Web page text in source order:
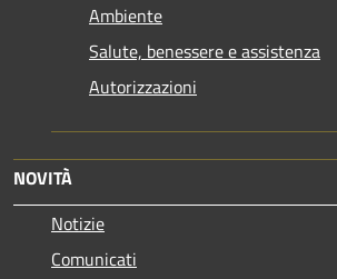
Ambiente
Salute, benessere e assistenza
Autorizzazioni
NOVITÀ
Notizie
Comunicati